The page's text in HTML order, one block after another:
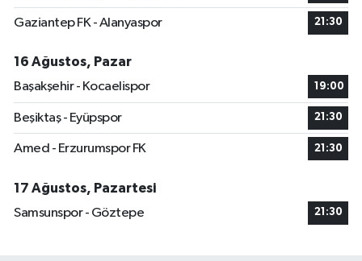
Gaziantep FK - Alanyaspor 21:30
16 Ağustos, Pazar
Başakşehir - Kocaelispor
19:00
Beşiktaş - Eyüpspor 21:30
Amed - Erzurumspor FK 21:30
17 Ağustos, Pazartesi
Samsunspor - Göztepe
21:30